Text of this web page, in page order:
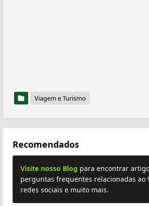
Viagem e Turismo
Recomendados
Visite nosso Blog para encontrar
perguntas frequentes relacionadas ao
redes sociais e muito mais.